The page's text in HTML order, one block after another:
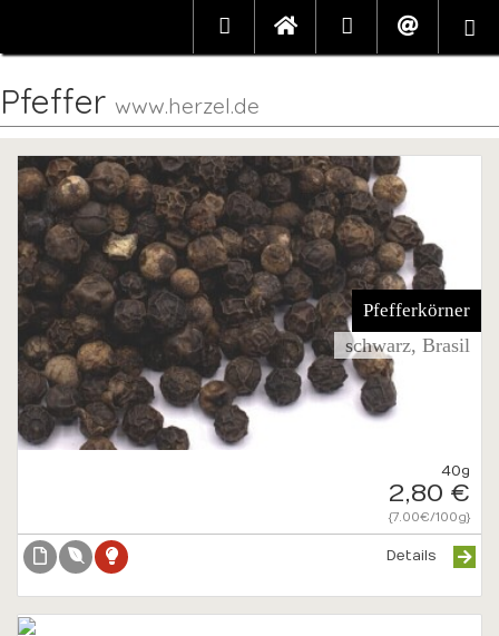
Pfeffer www.herzel.de
Pfefferkörner
schwarz, Brasil
40g
2,80 €
{7.00€/100g}
Details